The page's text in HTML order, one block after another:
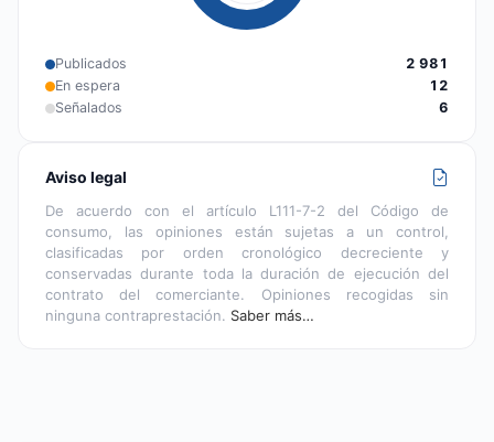
Publicados
2 981
En espera
12
Señalados
6
Aviso legal
De acuerdo con el artículo L111-7-2 del Código de
consumo, las opiniones están sujetas a un control,
clasificadas por orden cronológico decreciente y
conservadas durante toda la duración de ejecución del
contrato del comerciante. Opiniones recogidas sin
ninguna contraprestación. Saber más…